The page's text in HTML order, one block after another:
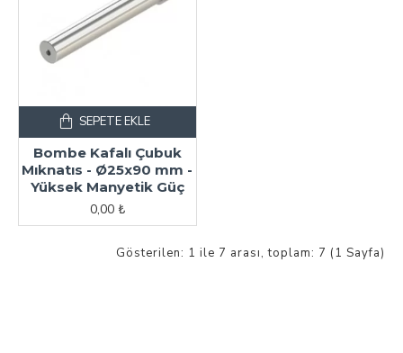
Bombe Kafalı Çubuk
Mıknatıs - Ø25x90 mm -
Yüksek Manyetik Güç
0,00 ₺
SEPETE EKLE
Gösterilen: 1 ile 7 arası, toplam: 7 (1 Sayfa)